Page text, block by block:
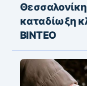
καταδίωξη
ΒΙΝΤΕΟ